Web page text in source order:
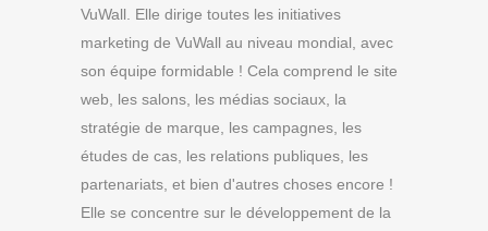
VuWall. Elle dirige toutes les initiatives
marketing de VuWall au niveau mondial, avec
son équipe formidable ! Cela comprend le site
web, les salons, les médias sociaux, la
stratégie de marque, les campagnes, les
études de cas, les relations publiques, les
partenariats, et bien d'autres choses encore !
Elle se concentre sur le développement de la